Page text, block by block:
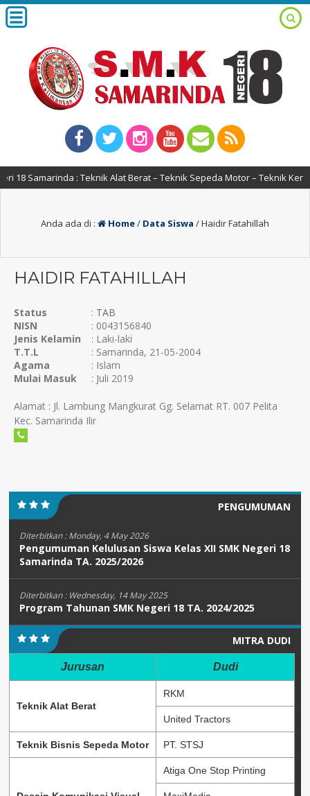
Samarinda : Teknik Alat Berat – Teknik Sepeda Motor – Teknik
Anda ada di : Home/ Data Siswa /Haidir Fatahillah
HAIDIR FATAHILLAH
Status : TAB
NISN
: 0043156840
Jenis Kelamin
: Laki-laki
T.T.L
: Samarinda, 21-05-2004
Agama
: Islam
Mulai Masuk
: Juli 2019
Alamat : Jl. Lambung Mangkurat Gg. Selamat RT. 007 Pelita
Kec. Samarinda Ilir
PENGUMUMAN
Diterbitkan :Monday, 4 May 2026
Pengumuman Kelulusan Siswa Kelas XII SMK Negeri 18
Samarinda TA. 2025/2026
Diterbitkan : Wednesday, 14 May 2025
Program Tahunan SMK Negeri 18 TA. 2024/2025
MITRA DUDI
Jurusan Dudi
Teknik Alat Berat
RKM
United Tractors
Teknik Bisnis Sepeda Motor PT. STSJ
Atiga One Stop Printing